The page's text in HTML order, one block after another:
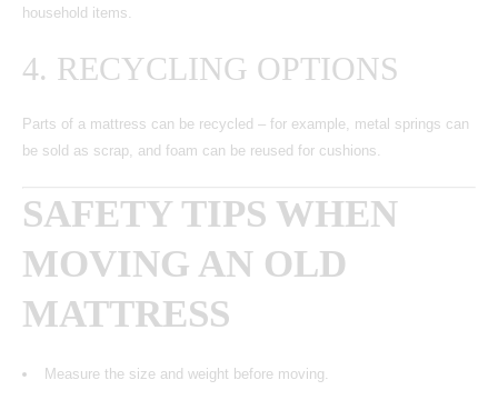
household items.
4. RECYCLING OPTIONS
Parts of a mattress can be recycled – for example, metal springs can
be sold as scrap, and foam can be reused for cushions.
SAFETY TIPS WHEN
MOVING AN OLD
MATTRESS
Measure the size and weight before moving.